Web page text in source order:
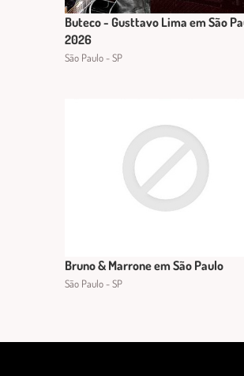
Buteco - Gusttavo Lima em São
2026
São Paulo - SP
Bruno & Marrone em São Paulo
São Paulo - SP